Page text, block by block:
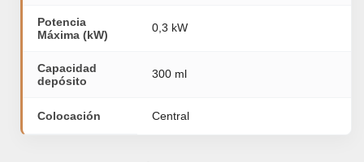
Potencia
Máxima (kW)
0,3 kW
Capacidad
depósito
300 ml
Colocación Central